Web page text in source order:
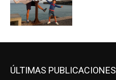
ÚLTIMAS PUBLICACIONES